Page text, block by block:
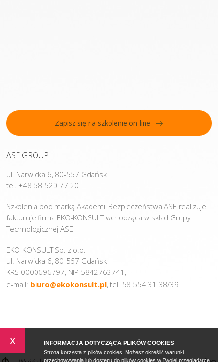
Zapisz się na szkolenie on-line
ASE GROUP
ul. Narwicka 6, 80-557 Gdańsk
tel. +48 58 520 77 20
Szkolenia pod marką Akademii Bezpieczeństwa ASE realizuje i
fakturuje firma EKO-KONSULT wchodząca w skład Grupy
Technologicznej ASE
EKO-KONSULT Sp. z o.o.
ul. Narwicka 6, 80-557 Gdańsk
KRS 0000696797, NIP 5842763741,
e-mail: biuro@ekokonsult.pl, tel. 58 554 31 38/39
x INFORMACJA DOTYCZĄCA PLIKÓW COOKIES
Strona korzysta z plików cookies. Możesz określić warunki
przechowywania lub dostępu do plików cookies w Twojej przeglądarce.